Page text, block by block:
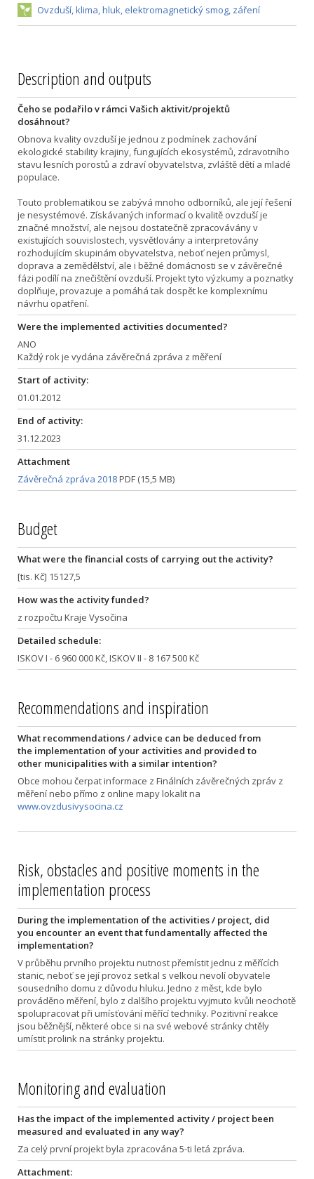
Ovzduší, klima, hluk, elektromagnetický smog, záření
Description and outputs
Čeho se podařilo v rámci Vašich aktivit/projektů
dosáhnout?
Obnova kvality ovzduší je jednou z podmínek zachování
ekologické stability krajiny, fungujících ekosystémů, zdravotního
stavu lesních porostů a zdraví obyvatelstva, zvláště dětí a mladé
populace.
Touto problematikou se zabývá mnoho odborníků, ale její řešení
je nesystémové. Získávaných informací o kvalitě ovzduší je
značné množství, ale nejsou dostatečně zpracovávány v
existujících souvislostech, vysvětlovány a interpretovány
rozhodujícím skupinám obyvatelstva, neboť nejen průmysl,
doprava a zemědělství, ale i běžné domácnosti se v závěrečné
fázi podílí na znečištění ovzduší. Projekt tyto výzkumy a poznatky
doplňuje, provazuje a pomáhá tak dospět ke komplexnímu
návrhu opatření.
Were the implemented activities documented?
ANO
Každý rok je vydána závěrečná zpráva z měření
Start of activity:
01.01.2012
End of activity:
31.12.2023
Attachment
Závěrečná zpráva 2018PDF (15,5 MB)
Budget
What were the financial costs of carrying out the activity?
[tis. Kč] 15127,5
How was the activity funded?
z rozpočtu Kraje Vysočina
Detailed schedule:
ISKOV I - 6 960 000 Kč, ISKOV II - 8 167 500 Kč
Recommendations and inspiration
What recommendations / advice can be deduced from
the implementation of your activities and provided to
other municipalities with a similar intention?
Obce mohou čerpat informace z Finálních závěrečných zpráv z
měření nebo přímo z online mapy lokalit na
www.ovzdusivysocina.cz
Risk, obstacles and positive moments in the
implementation process
During the implementation of the activities / project, did
you encounter an event that fundamentally affected the
implementation?
V průběhu prvního projektu nutnost přemístit jednu z měřících
stanic, neboť se její provoz setkal s velkou nevolí obyvatele
sousedního domu z důvodu hluku. Jedno z měst, kde bylo
prováděno měření, bylo z dalšího projektu vyjmuto kvůli neochotě
spolupracovat při umísťování měřící techniky. Pozitivní reakce
jsou běžnější, některé obce si na své webové stránky chtěly
umístit prolink na stránky projektu.
Monitoring and evaluation
Has the impact of the implemented activity / project been
measured and evaluated in any way?
Za celý první projekt byla zpracována 5-ti letá zpráva.
Attachment: